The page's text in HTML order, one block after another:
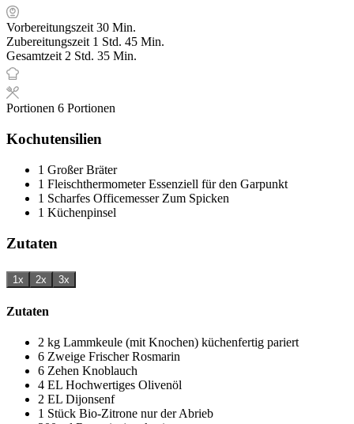
Vorbereitungszeit30Minuten
Min.
Zubereitungszeit 1 Stunde
Std. 45Minuten
Min.
Gesamtzeit2 Stunden
Std. 35Minuten
Min.
Portionen 6 Portionen
Kochutensilien
1 Großer Bräter
1 FleischthermometerEssenziell für den Garpunkt
1 Scharfes Officemesser Zum Spicken
1 Küchenpinsel
Zutaten
1x 2x 3x
Zutaten
2 kg Lammkeule (mit Knochen) küchenfertig pariert
6 Zweige Frischer Rosmarin
6 Zehen Knoblauch
4 EL Hochwertiges Olivenöl
2 EL Dijonsenf
1 Stück Bio-Zitrone nur der Abrieb